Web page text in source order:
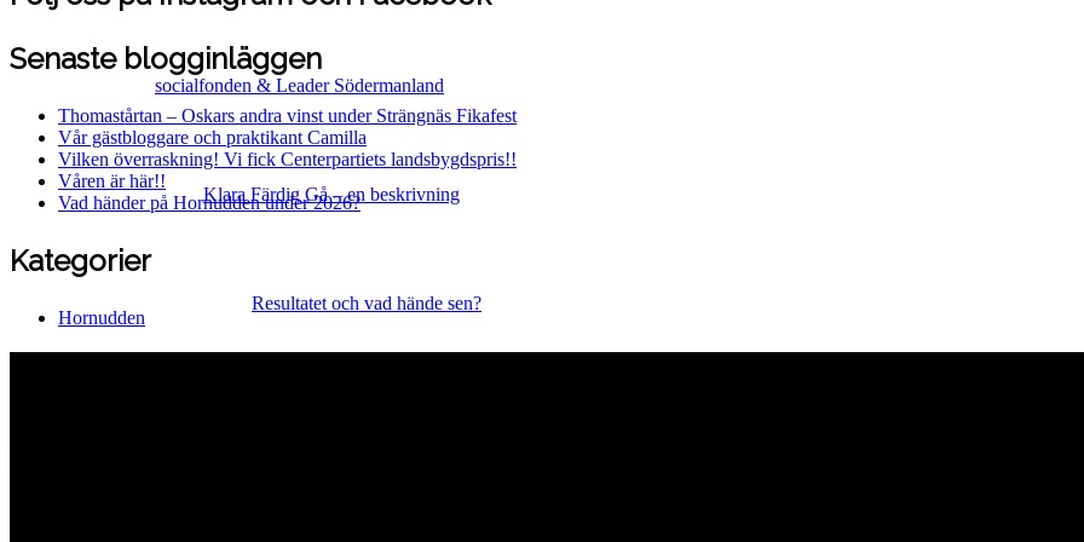
socialfonden & Leader Södermanland
Klara Färdig Gå – en beskrivning
Resultatet och vad hände sen?
Senaste blogginläggen
Thomastårtan – Oskars andra vinst under Strängnäs Fikafest
Vår gästbloggare och praktikant Camilla
Vilken överraskning! Vi fick Centerpartiets landsbygdspris!!
Våren är här!!
Vad händer på Hornudden under 2026?
Kategorier
Hornudden